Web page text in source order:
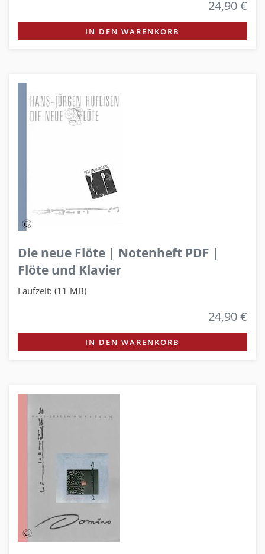
24,90 €
IN DEN WARENKORB
Die neue Flöte | Notenheft PDF |
Flöte und Klavier
Laufzeit: (11 MB)
24,90 €
IN DEN WARENKORB